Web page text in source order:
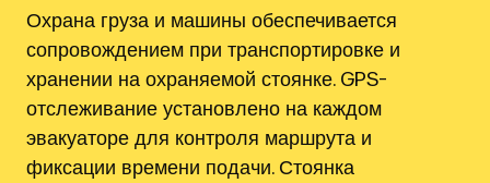
Охрана груза и машины обеспечивается
сопровождением при транспортировке и
хранении на охраняемой стоянке. GPS-
отслеживание установлено на каждом
эвакуаторе для контроля маршрута и
фиксации времени подачи. Стоянка